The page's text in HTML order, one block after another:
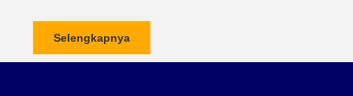
Selengkapnya